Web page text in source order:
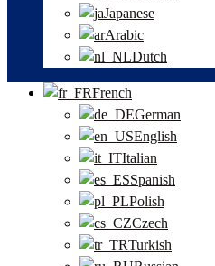
Japanese
Arabic
Dutch
French
German
English
Italian
Spanish
Polish
Czech
Turkish